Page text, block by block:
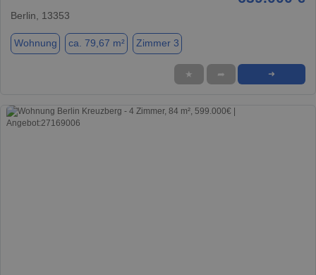
Berlin, 13353
Wohnung ca. 79,67 m² Zimmer 3
★ ➦ ➜